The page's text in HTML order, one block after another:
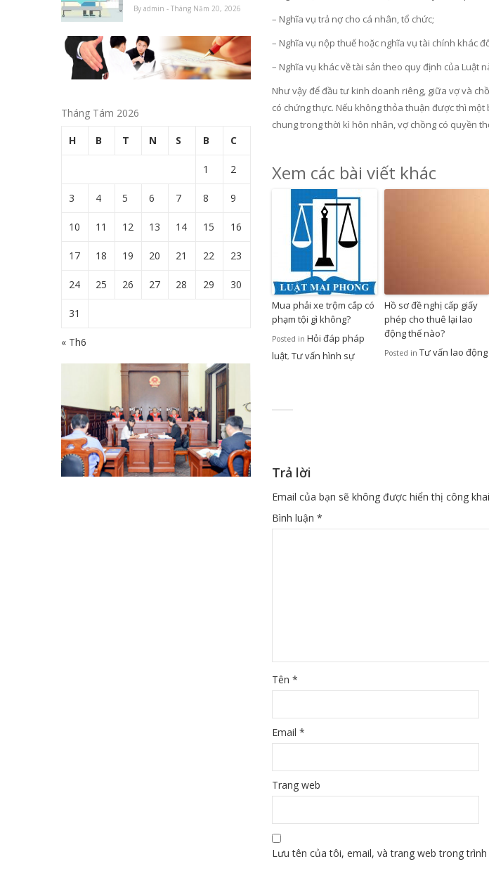
– Nghĩa vụ trả nợ cho cá nhân, tổ chức;
– Nghĩa vụ nộp thuế hoặc nghĩa vụ tài chính khác
– Nghĩa vụ khác về tài sản theo quy định của Luật
Như vậy để đầu tư kinh doanh riêng, giữa vợ và
có chứng thực. Nếu không thỏa thuận được thì
chung trong thời kì hôn nhân, vợ chồng có quyền
Xem các bài viết khác
Mua phải xe trộm cắp có
phạm tội gì không?
Posted in Hỏi đáp pháp
luật, Tư vấn hình sự
Hồ sơ đề nghị cấp giấy
phép cho thuê lại lao
động thế nào?
Posted in Tư vấn lao động
Trả lời
Email của bạn sẽ không được hiển thị công
Bình luận *
Tên *
Email *
Trang web
Lưu tên của tôi, email, và trang web trong
By admin - Tháng Năm 20, 2026
Tháng Tám 2026
H B T N S B C
1 2
3 4 5 6 7 8 9
10 11 12 13 14 15 16
17 18 19 20 21 22 23
24 25 26 27 28 29 30
31
« Th6